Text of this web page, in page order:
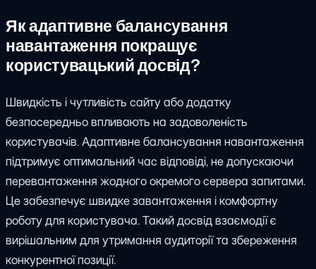
Як адаптивне балансування
навантаження покращує
користувацький досвід?
Швидкість і чутливість сайту або додатку
безпосередньо впливають на задоволеність
користувачів. Адаптивне балансування навантаження
підтримує оптимальний час відповіді, не допускаючи
перевантаження жодного окремого сервера запитами.
Це забезпечує швидке завантаження і комфортну
роботу для користувача. Такий досвід взаємодії є
вирішальним для утримання аудиторії та збереження
конкурентної позиції.